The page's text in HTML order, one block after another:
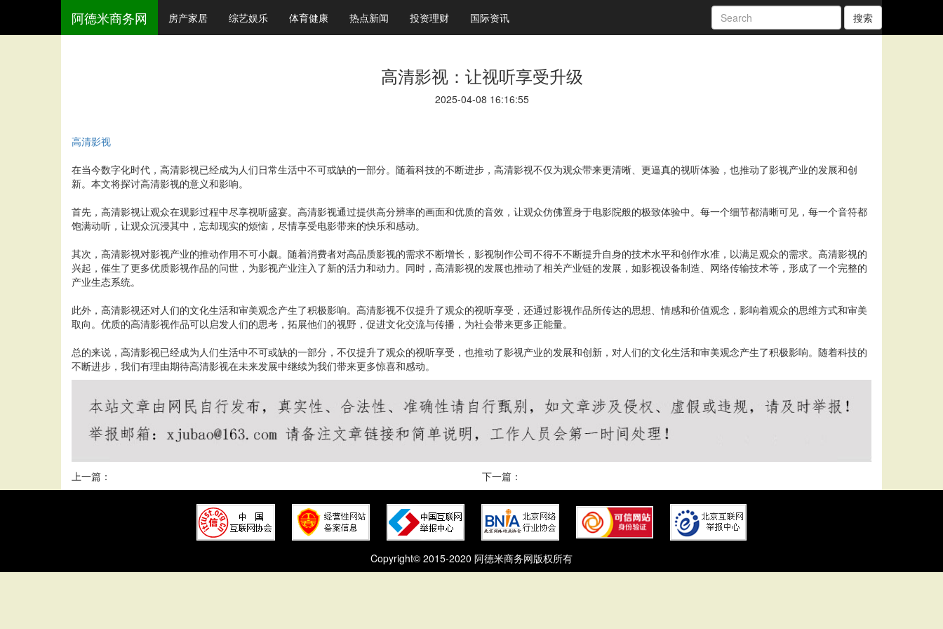
阿德米商务网 房产家居 综艺娱乐 体育健康 热点新闻 投资理财 国际资讯 搜索
高清影视：让视听享受升级
2025-04-08 16:16:55
高清影视
在当今数字化时代，高清影视已经成为人们日常生活中不可或缺的一部分。随着科技的不断进步，高清影视不仅为观众带来更清晰、更逼真的视听体验，也推动了影视产业的发展和创
新。本文将探讨高清影视的意义和影响。
首先，高清影视让观众在观影过程中尽享视听盛宴。高清影视通过提供高分辨率的画面和优质的音效，让观众仿佛置身于电影院般的极致体验中。每一个细节都清晰可见，每一个音符都
饱满动听，让观众沉浸其中，忘却现实的烦恼，尽情享受电影带来的快乐和感动。
其次，高清影视对影视产业的推动作用不可小觑。随着消费者对高品质影视的需求不断增长，影视制作公司不得不不断提升自身的技术水平和创作水准，以满足观众的需求。高清影视的
兴起，催生了更多优质影视作品的问世，为影视产业注入了新的活力和动力。同时，高清影视的发展也推动了相关产业链的发展，如影视设备制造、网络传输技术等，形成了一个完整的
产业生态系统。
此外，高清影视还对人们的文化生活和审美观念产生了积极影响。高清影视不仅提升了观众的视听享受，还通过影视作品所传达的思想、情感和价值观念，影响着观众的思维方式和审美
取向。优质的高清影视作品可以启发人们的思考，拓展他们的视野，促进文化交流与传播，为社会带来更多正能量。
总的来说，高清影视已经成为人们生活中不可或缺的一部分，不仅提升了观众的视听享受，也推动了影视产业的发展和创新，对人们的文化生活和审美观念产生了积极影响。随着科技的
不断进步，我们有理由期待高清影视在未来发展中继续为我们带来更多惊喜和感动。
上一篇： 下一篇：
Copyright© 2015-2020 阿德米商务网版权所有